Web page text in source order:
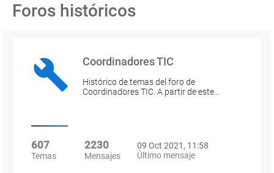
Foros históricos
Coordinadores TIC
Histórico de temas del foro de
Coordinadores TIC. A partir de este…
607
Temas
2230
Mensajes
09 Oct 2021, 11:58
Último mensaje